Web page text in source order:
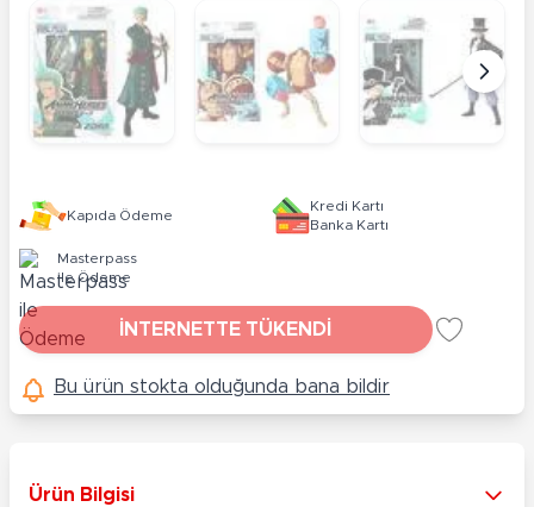
Kapıda Ödeme
Kredi Kartı
Banka Kartı
Masterpass
ile Ödeme
İNTERNETTE TÜKENDİ
Bu ürün stokta olduğunda bana bildir
Ürün Bilgisi